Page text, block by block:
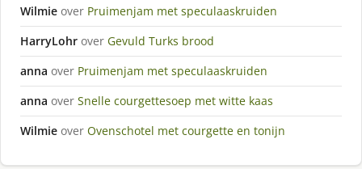
Wilmie over Pruimenjam met speculaaskruiden
HarryLohr over Gevuld Turks brood
anna over Pruimenjam met speculaaskruiden
anna over Snelle courgettesoep met witte kaas
Wilmie over Ovenschotel met courgette en tonijn